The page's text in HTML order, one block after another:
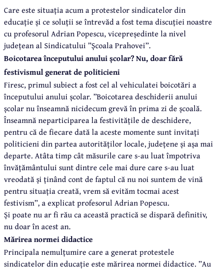
Care este situația acum a protestelor sindicatelor din
educație și ce soluții se întrevăd a fost tema discuției noastre
cu profesorul Adrian Popescu, vicepreședinte la nivel
județean al Sindicatului ”Școala Prahovei”.
Boicotarea începutului anului școlar? Nu, doar fără
festivismul generat de politicieni
Firesc, primul subiect a fost cel al vehiculatei boicotări a
începutului anului școlar. ”Boicotarea deschiderii anului
școlar nu înseamnă nicidecum grevă în prima zi de școală.
Înseamnă neparticiparea la festivitățile de deschidere,
pentru că de fiecare dată la aceste momente sunt invitați
politicieni din partea autorităților locale, județene și așa mai
departe. Atâta timp cât măsurile care s-au luat împotriva
învățământului sunt dintre cele mai dure care s-au luat
vreodată și ținând cont de faptul că nu noi suntem de vină
pentru situația creată, vrem să evităm tocmai acest
festivism”, a explicat profesorul Adrian Popescu.
Și poate nu ar fi rău ca această practică se dispară definitiv,
nu doar în acest an.
Mărirea normei didactice
Principala nemulțumire care a generat protestele
sindicatelor din educație este mărirea normei didactice. ”Au